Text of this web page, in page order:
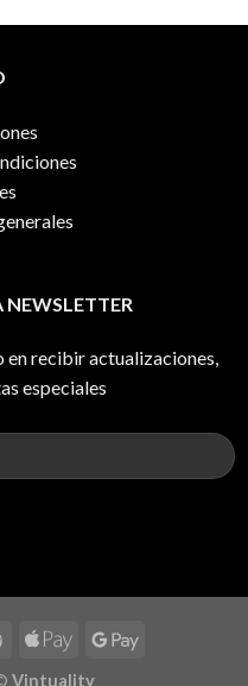
NEWSLETTER
en recibir actualizaciones,
especiales
Vintuality